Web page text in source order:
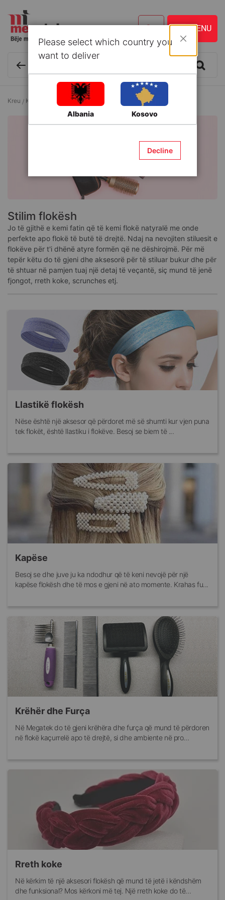
Kreu Kozmetikë dhe Kujdes personal Stilim flokësh
Stilim flokësh
Jo të gjithë e kemi fatin që të kemi flokë natyralë me onde
perfekte apo flokë të butë të drejtë. Ndaj na nevojiten stiluesit e
flokëve për t'i dhënë atyre formën që ne dëshirojmë. Për më
tepër këtu do të gjeni dhe aksesorë për të stiluar bukur dhe për
të shtuar në pamjen tuaj një detaj të veçantë, siç mund të jenë
fjongot, rreth koke, scrunches etj.
Llastikë flokësh
Nëse është një aksesor që përdoret më së shumti kur vjen puna
tek flokët, është llastiku i flokëve. Besoj se biem të ...
Kapëse
Besoj se dhe juve ju ka ndodhur që të keni nevojë për një
kapëse flokësh dhe të mos e gjeni në ato momente. Krahas fu...
Krëhër dhe Furça
Në Megatek do të gjeni krëhëra dhe furça që mund të përdoren
në flokë kaçurrelë apo të drejtë, si dhe ambiente në pro...
Rreth koke
Në kërkim të një aksesori flokësh që mund të jetë i këndshëm
dhe funksional? Mos kërkoni më tej. Një rreth koke do të...
Please select which country you
want to deliver
Albania Kosovo
Decline